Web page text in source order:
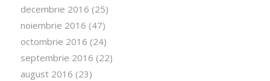
decembrie 2016 (25)
noiembrie 2016 (47)
octombrie 2016 (24)
septembrie 2016 (22)
august 2016 (23)